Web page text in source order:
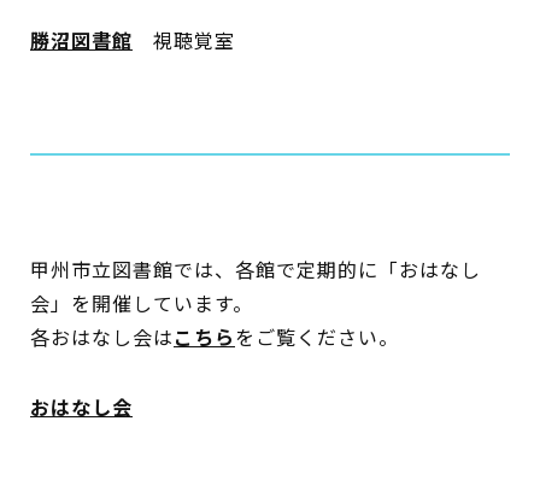
勝沼図書館 視聴覚室
甲州市立図書館では、各館で定期的に「おはなし
会」を開催しています。
各おはなし会はこちらをご覧ください。
おはなし会
キャラクター
としょかん